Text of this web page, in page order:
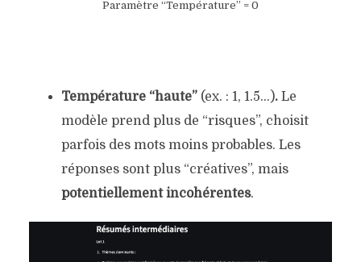
Paramètre “Température” = 0
Température “haute” (ex. : 1, 1.5…). Le
modèle prend plus de “risques”, choisit
parfois des mots moins probables. Les
réponses sont plus “créatives”, mais
potentiellement incohérentes.